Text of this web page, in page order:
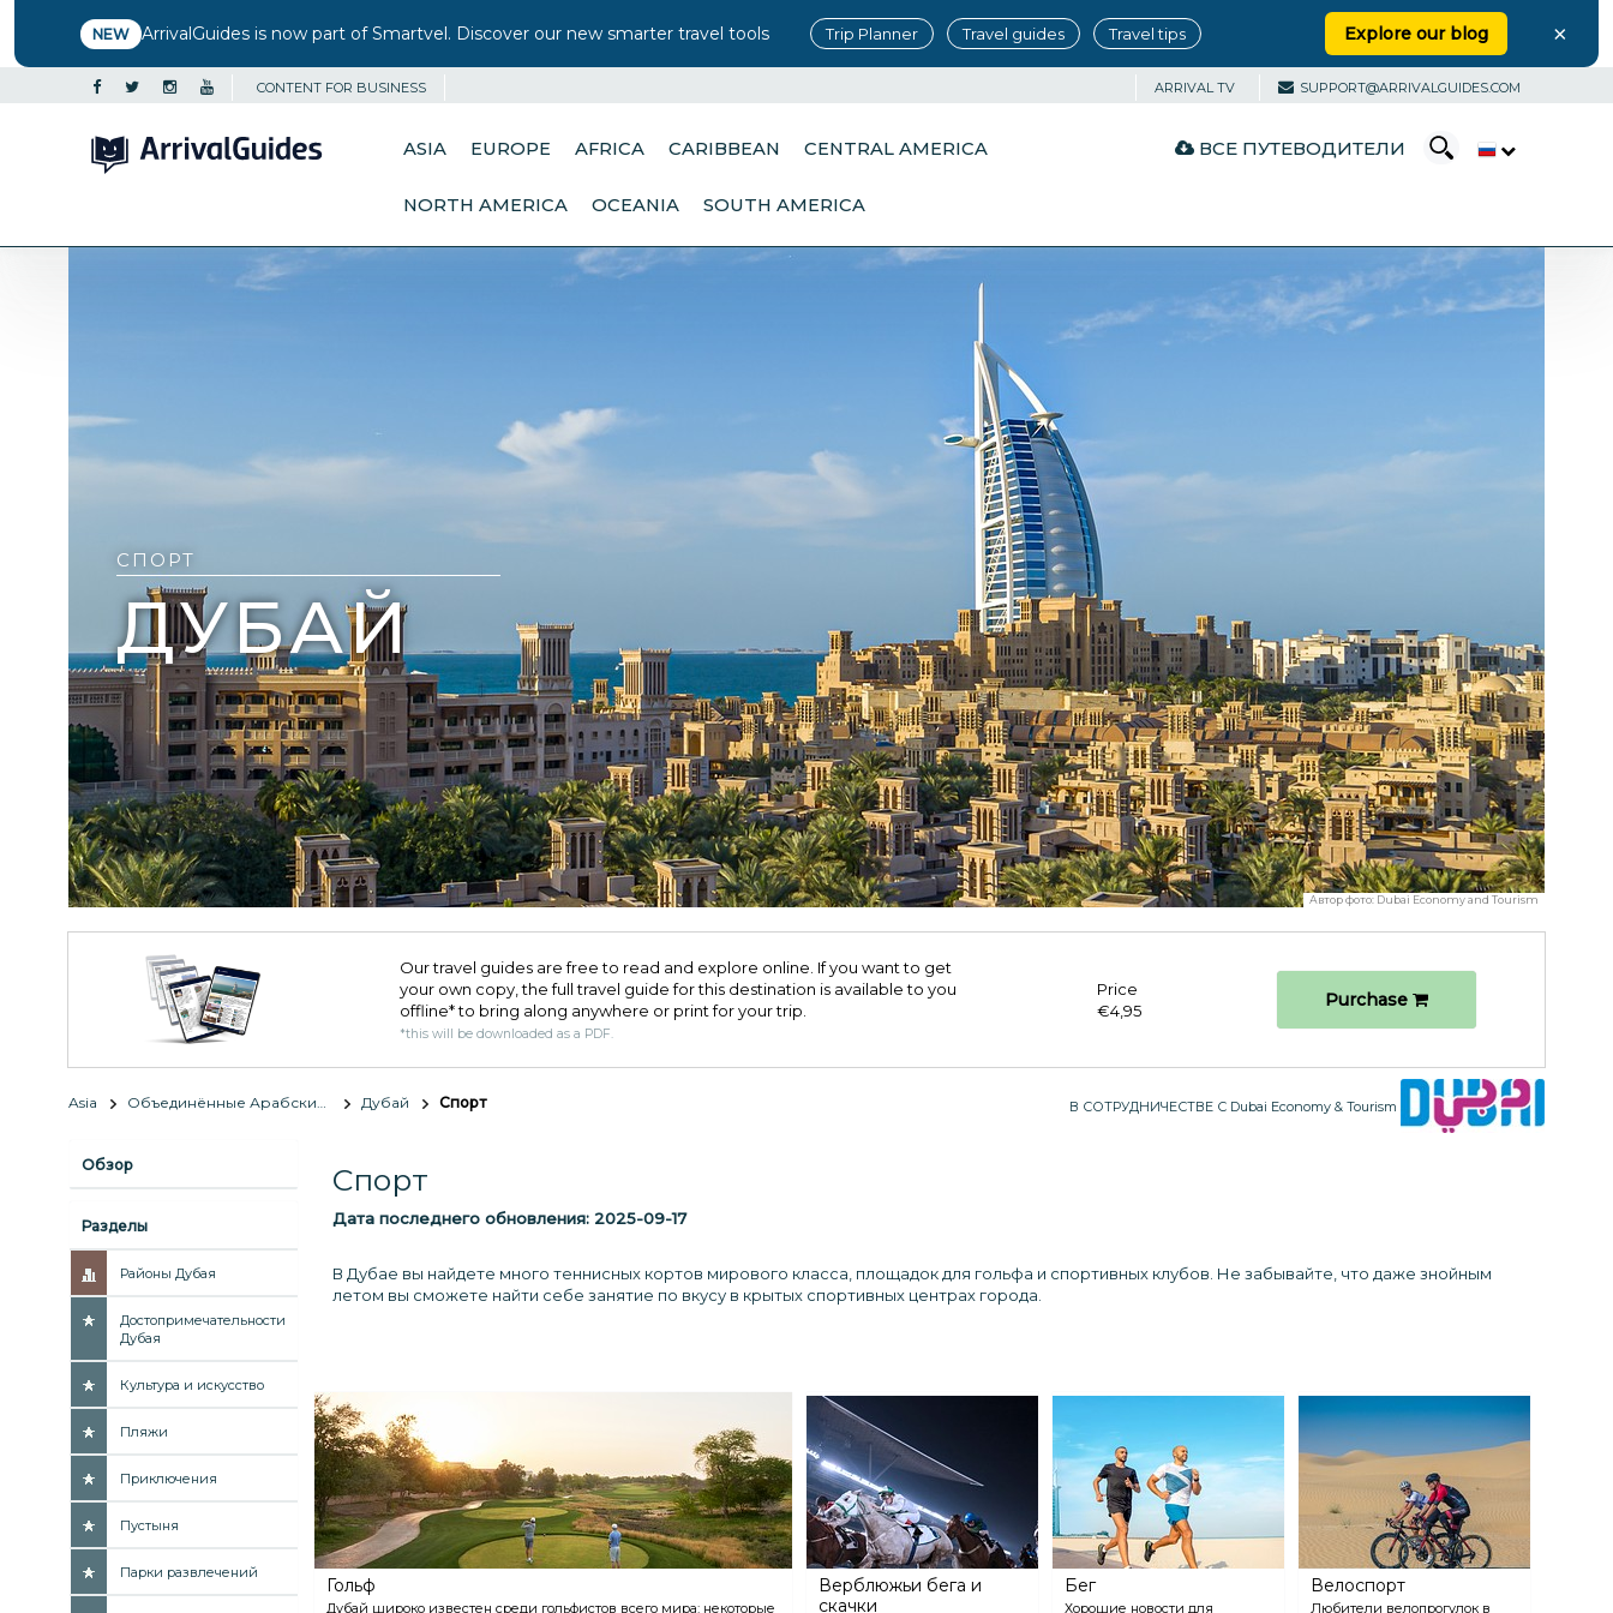
NEW ArrivalGuides is now part of Smartvel. Discover our new smarter travel tools Trip Planner Travel guides Travel tips Explore our blog ×
CONTENT FOR BUSINESS ARRIVAL TV SUPPORT@ARRIVALGUIDES.COM
ASIA EUROPE AFRICA CARIBBEAN CENTRAL AMERICA
NORTH AMERICA OCEANIA SOUTH AMERICA
ВСЕ ПУТЕВОДИТЕЛИ
СПОРТ
ДУБАЙ
Автор фото: Dubai Economy and Tourism
Our travel guides are free to read and explore online. If you want to get
your own copy, the full travel guide for this destination is available to you
offline* to bring along anywhere or print for your trip.​
*this will be downloaded as a PDF.
Price
€4,95
Purchase
Asia Дубай Спорт В СОТРУДНИЧЕСТВЕ С Dubai Economy & Tourism
Обзор
Разделы
Районы Дубая
Достопримечательности
Дубая
Культура и искусство
Пляжи
Приключения
Пустыня
Парки развлечений
Спорт
Дата последнего обновления: 2025-09-17
В Дубае вы найдете много теннисных кортов мирового класса, площадок для гольфа и спортивных клубов. Не забывайте, что даже знойным
летом вы сможете найти себе занятие по вкусу в крытых спортивных центрах города.
Гольф
Дубай широко известен среди гольфистов всего мира: некоторые
Верблюжьи бега и
скачки
Бег
Хорошие новости для
Велоспорт
Любители велопрогулок в